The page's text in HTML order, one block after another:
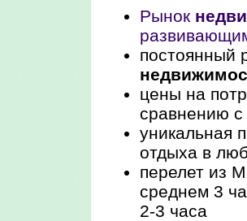
Рынок
постоянный
цены на
сравнению с
уникальная
отдыха в
перелет из
среднем 3
2-3 часа